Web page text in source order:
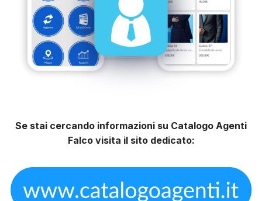
Se stai cercando informazioni su Catalogo Agenti
Falco visita il sito dedicato: